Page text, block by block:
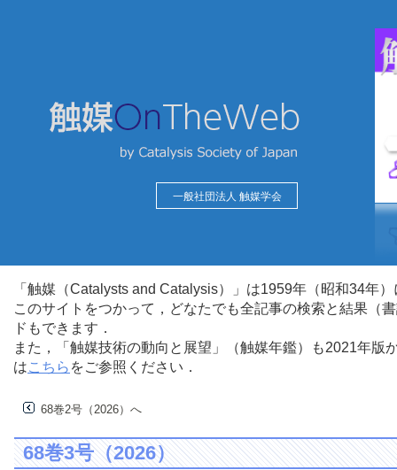
一般社団法人 触媒学会
「触媒（Catalysts and Catalysis）」は1959年（昭和34年
このサイトをつかって，どなたでも全記事の検索と結果（
ドもできます．
また，「触媒技術の動向と展望」（触媒年鑑）も2021年
はこちら をご参照ください．
68巻2号（2026）へ
68巻3号（2026）